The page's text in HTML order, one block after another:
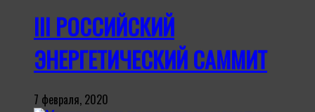
III РОССИЙСКИЙ
ЭНЕРГЕТИЧЕСКИЙ САММИТ
7 февраля, 2020